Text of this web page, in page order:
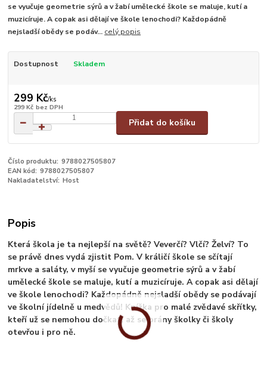
se vyučuje geometrie sýrů a v žabí umělecké škole se maluje, kutí a
muzicíruje. A copak asi dělají ve škole lenochodi? Každopádně
nejsladší obědy se podáv... celý popis
Dostupnost Skladem
299 Kč/ks
299 Kč bez DPH
Přidat do košíku
Číslo produktu: 9788027505807
EAN kód: 9788027505807
Nakladatelství: Host
Popis
Která škola je ta nejlepší na světě? Veverčí? Vlčí? Želví? To
se právě dnes vydá zjistit Pom. V králičí škole se sčítají
mrkve a saláty, v myší se vyučuje geometrie sýrů a v žabí
umělecké škole se maluje, kutí a muzicíruje. A copak asi dělají
ve škole lenochodi? Každopádně nejsladší obědy se podávají
ve školní jídelně u medvědů! Knížka pro malé zvědavé skřítky,
kteří už se nemohou dočkat, až se brány školky či školy
otevřou i pro ně.